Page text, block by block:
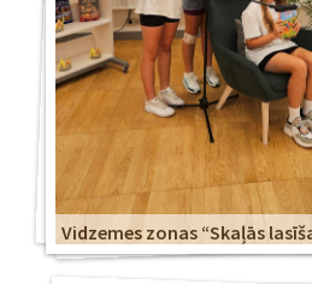
Vidzemes zonas “Skaļās